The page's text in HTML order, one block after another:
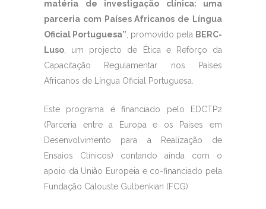
matéria de investigação clínica: uma
parceria com Países Africanos de Língua
Oficial Portuguesa” , promovido pela BERC-
Luso , um projecto de Ética e Reforço da
Capacitação Regulamentar nos Países
Africanos de Língua Oficial Portuguesa.
Este programa é financiado pelo EDCTP2
(Parceria entre a Europa e os Países em
Desenvolvimento para a Realização de
Ensaios Clínicos) contando ainda com o
apoio da União Europeia e co-financiado pela
Fundação Calouste Gulbenkian (FCG).